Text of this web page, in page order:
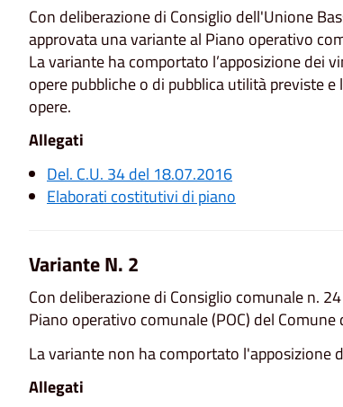
Con deliberazione di Consiglio dell'Unione
approvata una variante al Piano operativo
La variante ha comportato l’apposizione dei
opere pubbliche o di pubblica utilità previste
opere.
Allegati
Del. C.U. 34 del 18.07.2016
Elaborati costitutivi di piano
Variante N. 2
Con deliberazione di Consiglio comunale n.
Piano operativo comunale (POC) del Comune
La variante non ha comportato l'apposizione
Allegati